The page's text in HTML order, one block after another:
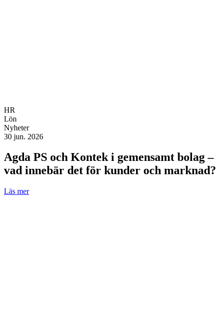
HR
Lön
Nyheter
30 jun. 2026
Agda PS och Kontek i gemensamt bolag –
vad innebär det för kunder och marknad?
Läs mer